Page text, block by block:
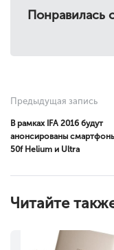
Понравилась
Предыдущая запись
В рамках IFA 2016 будут
анонсированы
50f Helium и Ultra
Читайте